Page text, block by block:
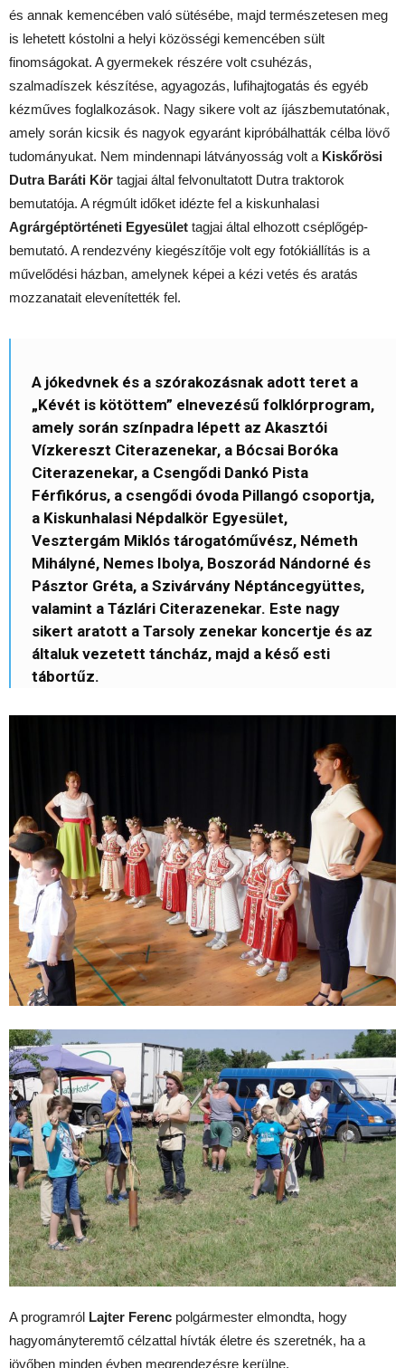
és annak kemencében való sütésébe, majd természetesen meg
is lehetett kóstolni a helyi közösségi kemencében sült
finomságokat. A gyermekek részére volt csuhézás,
szalmadíszek készítése, agyagozás, lufihajtogatás és egyéb
kézműves foglalkozások. Nagy sikere volt az íjászbemutatónak,
amely során kicsik és nagyok egyaránt kipróbálhatták célba lövő
tudományukat. Nem mindennapi látványosság volt a Kiskőrösi
Dutra Baráti Kör tagjai által felvonultatott Dutra traktorok
bemutatója. A régmúlt időket idézte fel a kiskunhalasi
Agrárgéptörténeti Egyesület tagjai által elhozott cséplőgép-
bemutató. A rendezvény kiegészítője volt egy fotókiállítás is a
művelődési házban, amelynek képei a kézi vetés és aratás
mozzanatait elevenítették fel.
A jókedvnek és a szórakozásnak adott teret a
„Kévét is kötöttem” elnevezésű folklórprogram,
amely során színpadra lépett az Akasztói
Vízkereszt Citerazenekar, a Bócsai Boróka
Citerazenekar, a Csengődi Dankó Pista
Férfikórus, a csengődi óvoda Pillangó csoportja,
a Kiskunhalasi Népdalkör Egyesület,
Vesztergám Miklós tárogatóművész, Németh
Mihályné, Nemes Ibolya, Boszorád Nándorné és
Pásztor Gréta, a Szivárvány Néptáncegyüttes,
valamint a Tázlári Citerazenekar. Este nagy
sikert aratott a Tarsoly zenekar koncertje és az
általuk vezetett táncház, majd a késő esti
tábortűz.
A programról Lajter Ferenc polgármester elmondta, hogy
hagyományteremtő célzattal hívták életre és szeretnék, ha a
jövőben minden évben megrendezésre kerülne.